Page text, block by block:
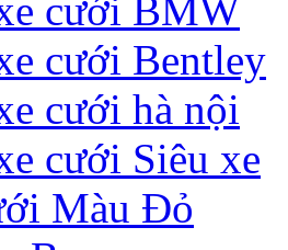
cưới BMW
cưới Bentley
cưới hà nội
cưới Siêu xe
Màu Đỏ